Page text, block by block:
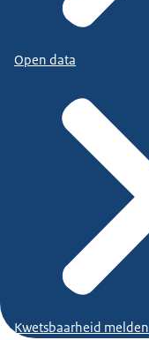
Open data
Kwetsbaarheid melden